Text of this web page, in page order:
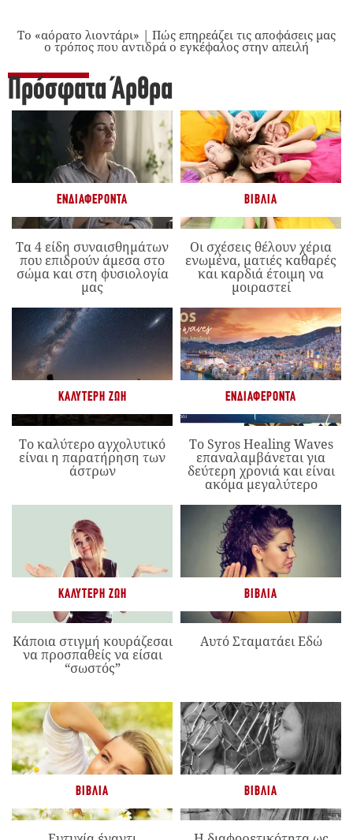
Το «αόρατο λιοντάρι» | Πώς επηρεάζει τις αποφάσεις μας
ο τρόπος που αντιδρά ο εγκέφαλος στην απειλή
Πρόσφατα Άρθρα
ΕΝΔΙΑΦΈΡΟΝΤΑ
Τα 4 είδη συναισθημάτων
που επιδρούν άμεσα στο
σώμα και στη φυσιολογία
μας
ΒΙΒΛΊΑ
Οι σχέσεις θέλουν χέρια
ενωμένα, ματιές καθαρές
και καρδιά έτοιμη να
μοιραστεί
ΚΑΛΎΤΕΡΗ ΖΩΉ
Το καλύτερο αγχολυτικό
είναι η παρατήρηση των
άστρων
ΕΝΔΙΑΦΈΡΟΝΤΑ
Το Syros Healing Waves
επαναλαμβάνεται για
δεύτερη χρονιά και είναι
ακόμα μεγαλύτερο
ΚΑΛΎΤΕΡΗ ΖΩΉ
Κάποια στιγμή κουράζεσαι
να προσπαθείς να είσαι
“σωστός”
ΒΙΒΛΊΑ
Αυτό Σταματάει Εδώ
ΒΙΒΛΊΑ ΒΙΒΛΊΑ